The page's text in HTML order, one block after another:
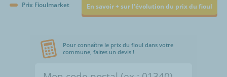
Prix Fioulmarket En savoir + sur l'évolution du prix du fioul
Pour connaître le prix du fioul dans votre
commune, faites un devis !